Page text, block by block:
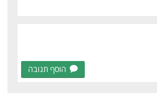
הוסף תגובה